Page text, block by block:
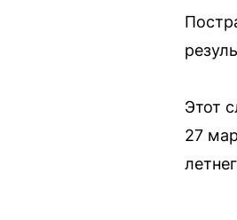
Этот
27